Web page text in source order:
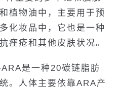
植物油中，主要用于预
化妆品中，它也是一种
痤疮和其他皮肤状况。
是一种20碳链脂肪
。人体主要依靠ARA产